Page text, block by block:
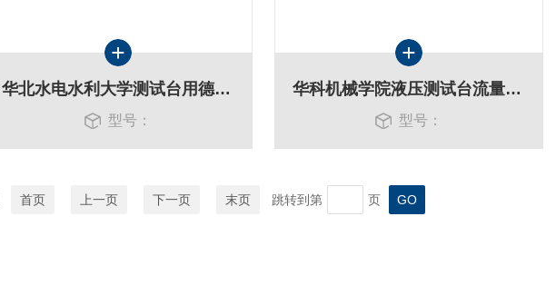
华北水电水利大学测试台用德国威仕流量计
型号：
华科机械学院液压测试台流量计VS0.2GPO/12V
型号：
首页 上一页 下一页 末页 跳转到第 页